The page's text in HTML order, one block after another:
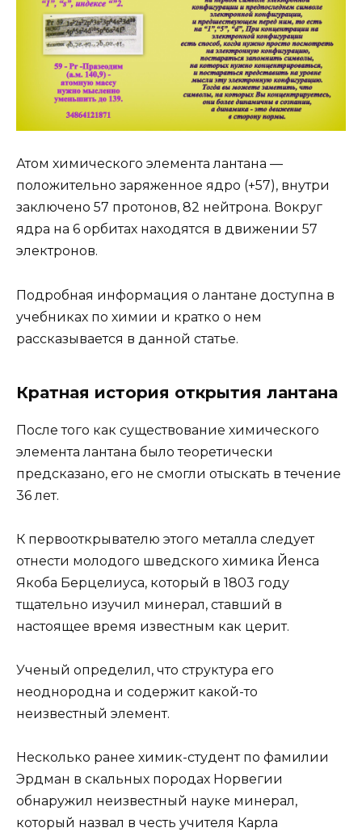
Атом химического элемента лантана —
положительно заряженное ядро (+57), внутри
заключено 57 протонов, 82 нейтрона. Вокруг
ядра на 6 орбитах находятся в движении 57
электронов.
Подробная информация о лантане доступна в
учебниках по химии и кратко о нем
рассказывается в данной статье.
Кратная история открытия лантана
После того как существование химического
элемента лантана было теоретически
предсказано, его не смогли отыскать в течение
36 лет.
К первооткрывателю этого металла следует
отнести молодого шведского химика Йенса
Якоба Берцелиуса, который в 1803 году
тщательно изучил минерал, ставший в
настоящее время известным как церит.
Ученый определил, что структура его
неоднородна и содержит какой-то
неизвестный элемент.
Несколько ранее химик-студент по фамилии
Эрдман в скальных породах Норвегии
обнаружил неизвестный науке минерал,
который назвал в честь учителя Карла